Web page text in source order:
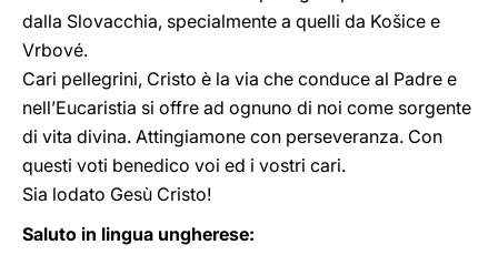
dalla Slovacchia, specialmente a quelli da Košice e
Vrbové.
Cari pellegrini, Cristo è la via che conduce al Padre e
nell’Eucaristia si offre ad ognuno di noi come sorgente
di vita divina. Attingiamone con perseveranza. Con
questi voti benedico voi ed i vostri cari.
Sia lodato Gesù Cristo!
Saluto in lingua ungherese: